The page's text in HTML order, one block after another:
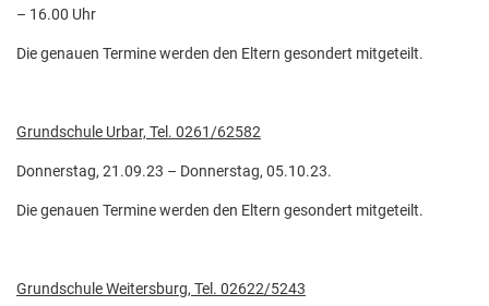
– 16.00 Uhr
Die genauen Termine werden den Eltern gesondert mitgeteilt.
Grundschule Urbar, Tel. 0261/62582
Donnerstag, 21.09.23 – Donnerstag, 05.10.23.
Die genauen Termine werden den Eltern gesondert mitgeteilt.
Grundschule Weitersburg, Tel. 02622/5243